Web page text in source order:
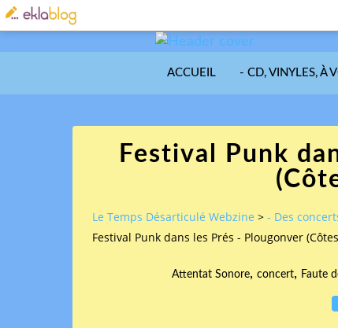
ACCUEIL - CD, VINYLES, À
Festival Punk
Le Temps Désarticulé Webzine > - Des
Festival Punk dans les Prés - Plougonver
Attentat Sonore, concert, Faute